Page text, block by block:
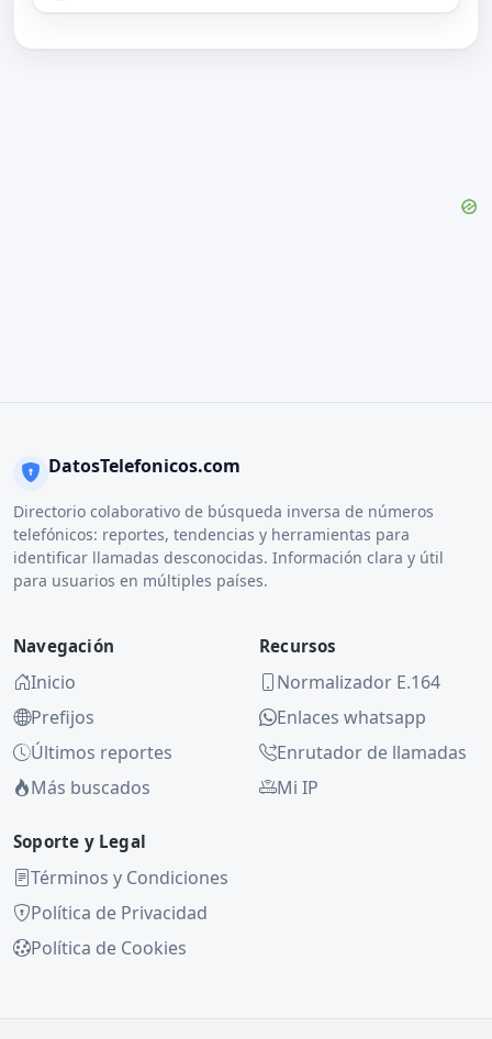
DatosTelefonicos.com
Directorio colaborativo de búsqueda inversa de números
telefónicos: reportes, tendencias y herramientas para
identificar llamadas desconocidas. Información clara y útil
para usuarios en múltiples países.
Navegación
Inicio
Prefijos
Últimos reportes
Más buscados
Recursos
Normalizador E.164
Enlaces whatsapp
Enrutador de llamadas
Mi IP
Soporte y Legal
Términos y Condiciones
Política de Privacidad
Política de Cookies